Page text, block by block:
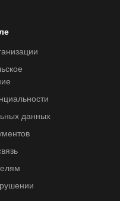
данных